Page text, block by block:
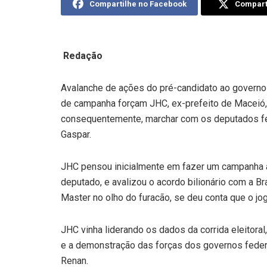
Compartilhe no Facebook
Redação
Avalanche de ações do pré-candidato ao
de campanha forçam JHC, ex-prefeito de
consequentemente, marchar com os deputados
Gaspar.
JHC pensou inicialmente em fazer um
deputado, e avalizou o acordo bilionário com a
Master no olho do furacão, se deu conta que o
JHC vinha liderando os dados da corrida
e a demonstração das forças dos governos
Renan.